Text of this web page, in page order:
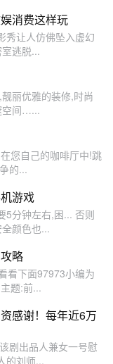
消费这样玩
秀让人仿佛坠入虚幻
逃脱...
丽优雅的装修,时尚
空间…...
您自己的咖啡厅中!跳
的...
游戏
5分钟左右,困... 否则
颜色也...
略
看下面97973小编为
题:前...
感谢！每年近6万
剧出品人兼女一号慰
的刘师...